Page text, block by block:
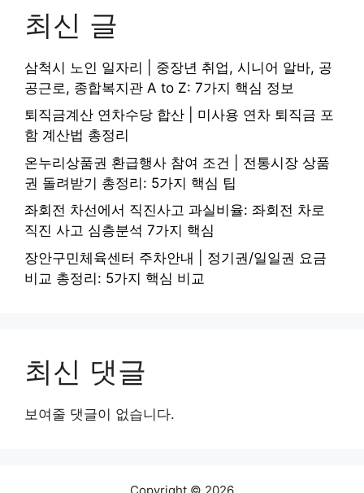
최신 글
삼척시 노인 일자리 | 중장년 취업, 시니어 알바, 공
공근로, 종합복지관 A to Z: 7가지 핵심 정보
퇴직금계산 연차수당 합산 | 미사용 연차 퇴직금 포
함 계산법 총정리
온누리상품권 환급행사 참여 조건 | 전통시장 상품
권 돌려받기 총정리: 5가지 핵심 팁
좌회전 차선에서 직진사고 과실비율: 좌회전 차로
직진 사고 심층분석 7가지 핵심
장안구민체육센터 주차안내 | 정기권/일일권 요금
비교 총정리: 5가지 핵심 비교
최신 댓글
보여줄 댓글이 없습니다.